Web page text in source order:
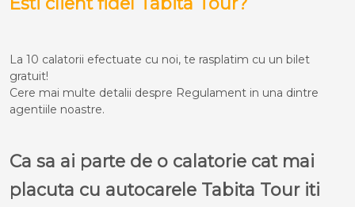
La 10 calatorii efectuate cu noi, te rasplatim cu un bilet
gratuit!
Cere mai multe detalii despre Regulament in una dintre
agentiile noastre.
Ca sa ai parte de o calatorie cat mai
placuta cu autocarele Tabita Tour iti